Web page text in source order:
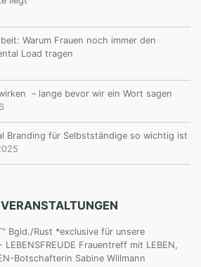
Warum Frauen noch immer den
Load tragen
– lange bevor wir ein Wort sagen
Branding für Selbstständige so wichtig ist
Bgld./Rust *exclusive für unsere
LEBENSFREUDE Frauentreff mit LEBEN,
Botschafterin Sabine Willmann